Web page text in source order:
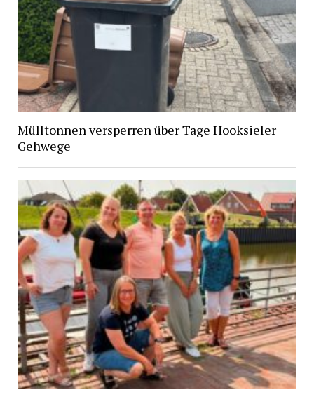
Mülltonnen versperren über Tage Hooksieler
Gehwege